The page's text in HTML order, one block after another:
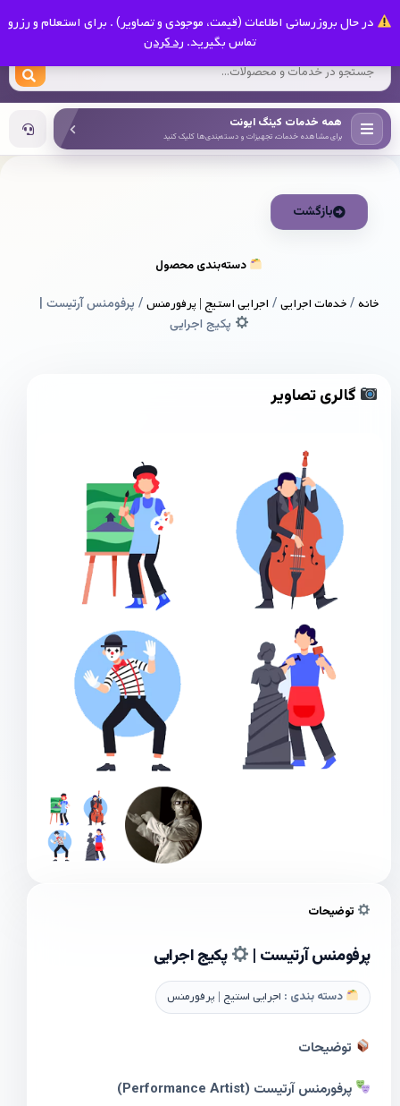
در حال بروزرسانی اطلاعات (قیمت، موجودی و تصاویر) . برای استعلام و رزرو
تماس بگیرید. رد کردن
کینگ ایونت
همه خدمات کینگ ایونت
برای مشاهده خدمات، تجهیزات و دسته‌بندی‌ها کلیک کنید
بازگشت
دسته‌بندی محصول
خانه/خدمات اجرایی/ اجرایی استیج | پرفورمنس/ پرفومنس آرتیست |
پکیج اجرایی
گالری تصاویر
توضیحات
پرفومنس آرتیست | پکیج اجرایی
دسته بندی : اجرایی استیج | پرفورمنس
توضیحات
پرفورمنس آرتیست (Performance Artist)